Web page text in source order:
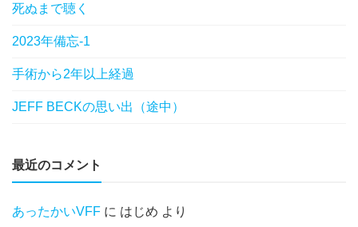
死ぬまで聴く
2023年備忘-1
手術から2年以上経過
JEFF BECKの思い出（途中）
最近のコメント
あったかいVFF に はじめ より